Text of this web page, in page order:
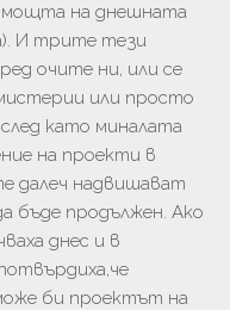
на днешната
И трите тези
очите ни, или се
или просто
като миналата
на проекти в
далеч надвишават
бъде продължен. Ако
днес и в
би проектът на